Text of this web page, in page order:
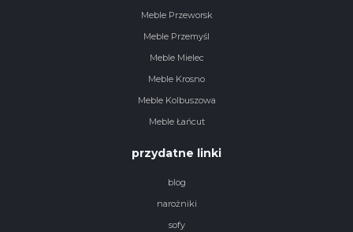
Meble Przeworsk
Meble Przemyśl
Meble Mielec
Meble Krosno
Meble Kolbuszowa
Meble Łańcut
przydatne linki
blog
narożniki
sofy